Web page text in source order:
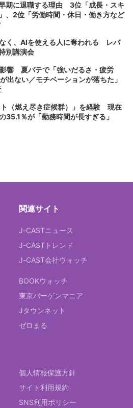
期に退職する理由 3位「成長・スキ
、2位「労働時間・休日・働き方など
く、AIを使える人に奪われる レバ
別講演会
響 夏バテで「強いだるさ・疲労
出ない／モチベーションが落ちた」
（燃え尽き症候群）」を経験 現在
35.1％が「勤務時間が長すぎる」
関連サイト
J-CASTニュース
J-CASTトレンド
J-CAST会社ウォッチ
BOOKウォッチ
東京バーゲンマニア
Jタウンネット
ゼロまる
個人情報保護方針
サイト利用規約
SNS利用ポリシー